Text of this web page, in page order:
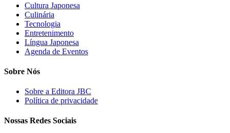
Cultura Japonesa
Culinária
Tecnologia
Entretenimento
Língua Japonesa
Agenda de Eventos
Sobre Nós
Sobre a Editora JBC
Política de privacidade
Nossas Redes Sociais